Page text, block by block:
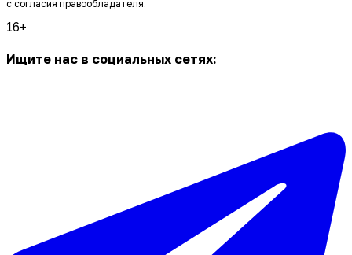
с согласия правообладателя.
16+
Ищите нас в социальных сетях: